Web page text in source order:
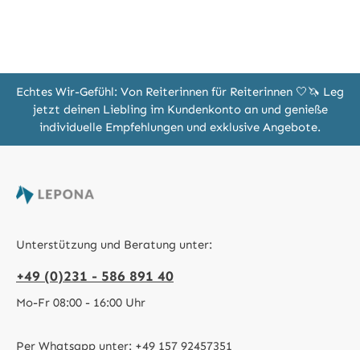
Echtes Wir-Gefühl: Von Reiterinnen für Reiterinnen 🤍🦄 Leg
jetzt deinen Liebling im Kundenkonto an und genieße
individuelle Empfehlungen und exklusive Angebote.
Unterstützung und Beratung unter:
+49 (0)231 - 586 891 40
Mo-Fr 08:00 - 16:00 Uhr
Per Whatsapp unter: +49 157 92457351